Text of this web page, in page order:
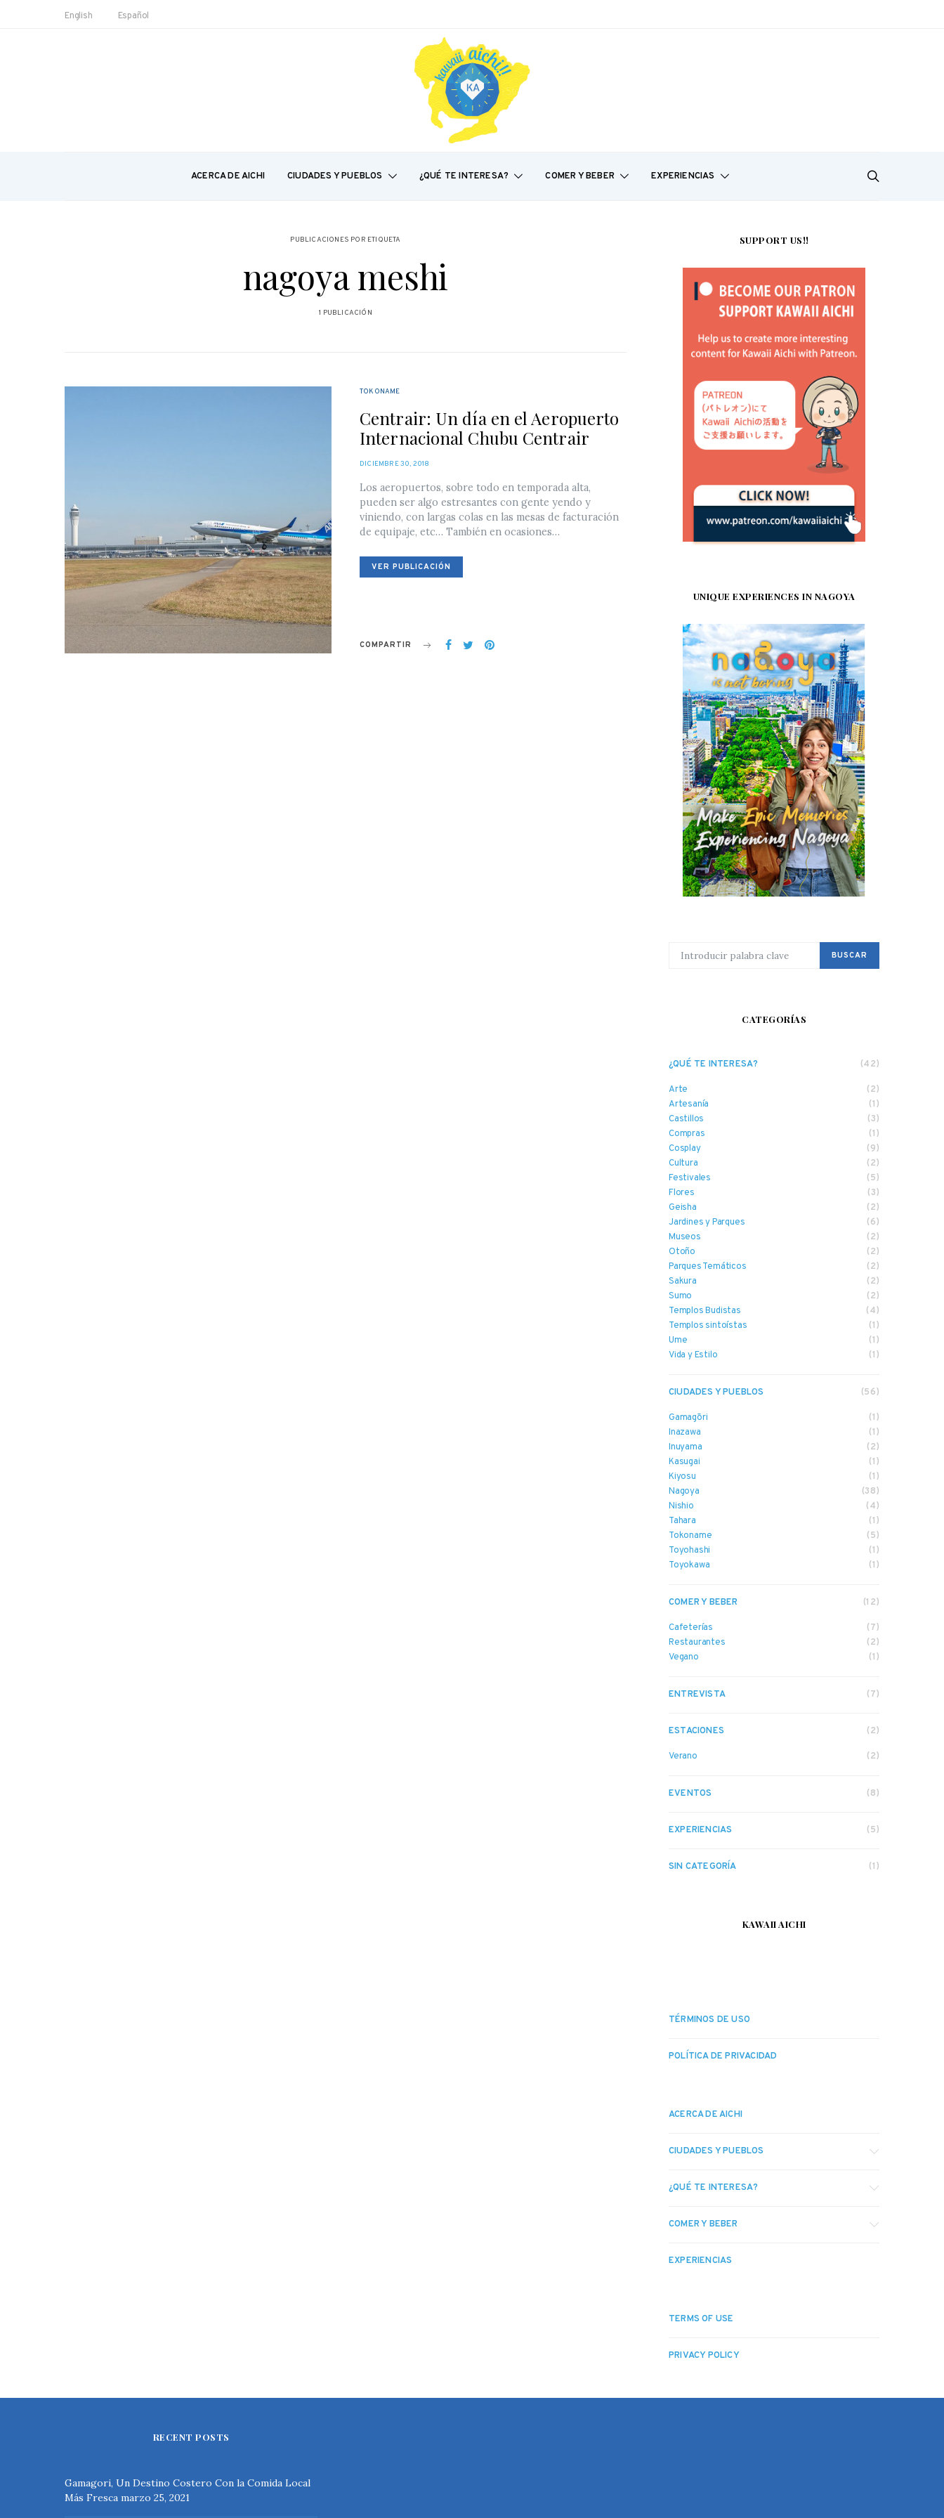
English Español
ACERCA DE AICHI CIUDADES Y PUEBLOS ¿QUÉ TE INTERESA? COMER Y BEBER EXPERIENCIAS
PUBLICACIONES POR ETIQUETA
nagoya meshi
1 PUBLICACIÓN
TOKONAME
Centrair: Un día en el Aeropuerto
Internacional Chubu Centrair
POSTED
DICIEMBRE 30, 2018
Los aeropuertos, sobre todo en temporada alta,
pueden ser algo estresantes con gente yendo y
viniendo, con largas colas en las mesas de facturación
de equipaje, etc… También en ocasiones…
VER PUBLICACIÓN
COMPARTIR
SUPPORT US!!
UNIQUE EXPERIENCES IN NAGOYA
BUSCAR
CATEGORÍAS
¿QUÉ TE INTERESA? (42)
Arte
(2)
Artesanía
(1)
Castillos
(3)
Compras
(1)
Cosplay
(9)
Cultura
(2)
Festivales
(5)
Flores
(3)
Geisha
(2)
Jardines y Parques
(6)
Museos
(2)
Otoño
(2)
Parques Temáticos
(2)
Sakura
(2)
Sumo
(2)
Templos Budistas
(4)
Templos sintoístas
(1)
Ume
(1)
Vida y Estilo
(1)
CIUDADES Y PUEBLOS (56)
Gamagōri
(1)
Inazawa
(1)
Inuyama
(2)
Kasugai
(1)
Kiyosu
(1)
Nagoya
(38)
Nishio
(4)
Tahara
(1)
Tokoname
(5)
Toyohashi
(1)
Toyokawa
(1)
COMER Y BEBER (12)
Cafeterías
(7)
Restaurantes
(2)
Vegano
(1)
ENTREVISTA (7)
ESTACIONES (2)
Verano (2)
EVENTOS (8)
EXPERIENCIAS (5)
SIN CATEGORÍA (1)
KAWAII AICHI
TÉRMINOS DE USO
POLÍTICA DE PRIVACIDAD
ACERCA DE AICHI
CIUDADES Y PUEBLOS
¿QUÉ TE INTERESA?
COMER Y BEBER
EXPERIENCIAS
TERMS OF USE
PRIVACY POLICY
RECENT POSTS
Gamagori, Un Destino Costero Con la Comida Local
Más Fresca marzo 25, 2021